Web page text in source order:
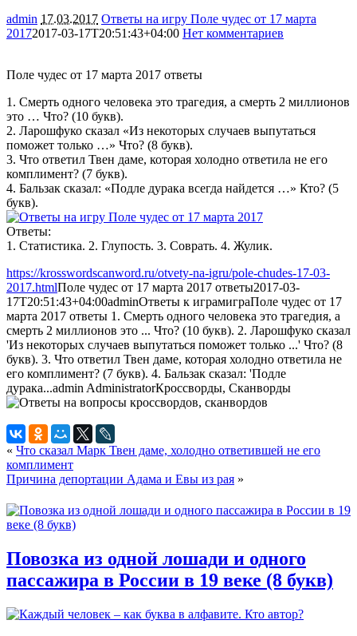
admin 17.03.2017 Ответы на игру Поле чудес от 17 марта
20172017-03-17T20:51:43+04:00 Нет комментариев
Поле чудес от 17 марта 2017 ответы
1. Смерть одного человека это трагедия, а смерть 2 миллионов
это … Что? (10 букв).
2. Ларошфуко сказал «Из некоторых случаев выпутаться
поможет только …» Что? (8 букв).
3. Что ответил Твен даме, которая холодно ответила не его
комплимент? (7 букв).
4. Бальзак сказал: «Подле дурака всегда найдется …» Кто? (5
букв).
Ответы:
1. Статистика. 2. Глупость. 3. Соврать. 4. Жулик.
https://krosswordscanword.ru/otvety-na-igru/pole-chudes-17-03-
2017.htmlПоле чудес от 17 марта 2017 ответы2017-03-
17T20:51:43+04:00adminОтветы к играмиграПоле чудес от 17
марта 2017 ответы 1. Смерть одного человека это трагедия, а
смерть 2 миллионов это ... Что? (10 букв). 2. Ларошфуко сказал
'Из некоторых случаев выпутаться поможет только ...' Что? (8
букв). 3. Что ответил Твен даме, которая холодно ответила не
его комплимент? (7 букв). 4. Бальзак сказал: 'Подле
дурака...admin AdministratorКроссворды, Сканворды
« Что сказал Марк Твен даме, холодно ответившей не его
комплимент
Причина депортации Адама и Евы из рая »
Повозка из одной лошади и одного
пассажира в России в 19 веке (8 букв)